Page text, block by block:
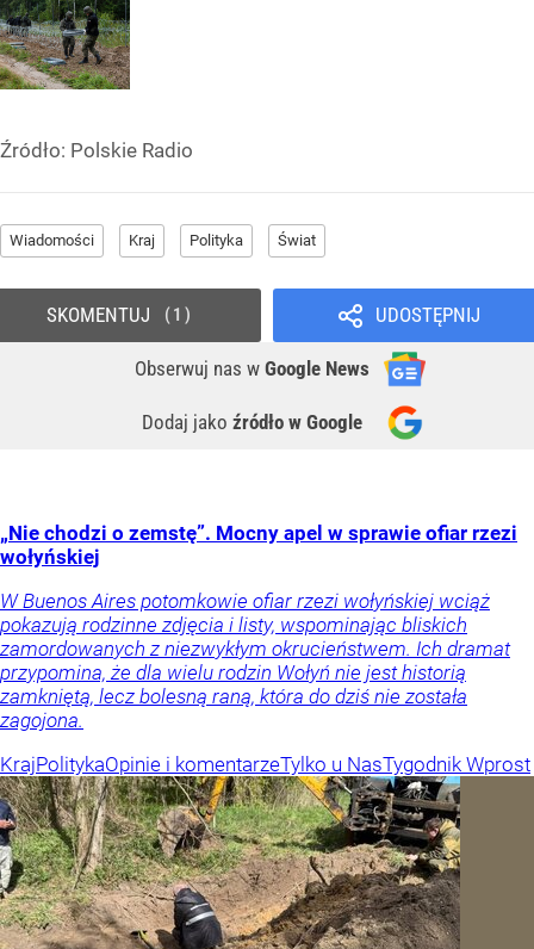
Źródło: Polskie Radio
Wiadomości Kraj Polityka Świat
UDOSTĘPNIJ
Obserwuj nas w Google News
Dodaj jako źródło w Google
SKOMENTUJ 1
„Nie chodzi o zemstę”. Mocny apel w sprawie ofiar rzezi
wołyńskiej
W Buenos Aires potomkowie ofiar rzezi wołyńskiej wciąż
pokazują rodzinne zdjęcia i listy, wspominając bliskich
zamordowanych z niezwykłym okrucieństwem. Ich dramat
przypomina, że dla wielu rodzin Wołyń nie jest historią
zamkniętą, lecz bolesną raną, która do dziś nie została
zagojona.
KrajPolitykaOpinie i komentarzeTylko u NasTygodnik Wprost